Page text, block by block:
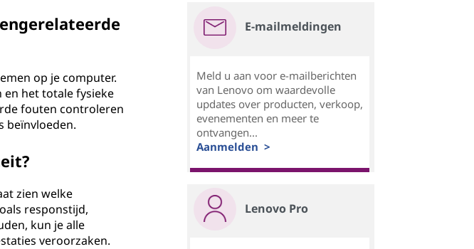
op je computer.
het totale fysieke
fouten controleren
beïnvloeden.
zien welke
responstijd,
kun je alle
veroorzaken.
E-mailmeldingen
Meld u aan voor e-mailberichten
van Lenovo om waardevolle
updates over producten, verkoop,
evenementen en meer te
ontvangen...
Aanmelden >
Lenovo Pro